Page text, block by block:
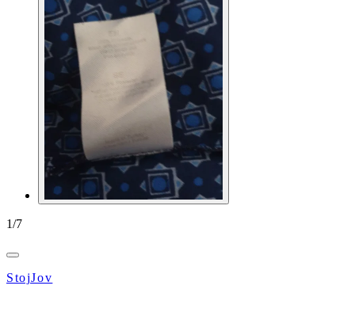
1/7
StojJov